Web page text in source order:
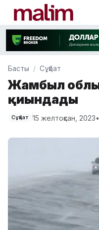
Басты Сұқбат
Жамбыл
қиындады
Сұқбат 15 желтоқсан, 2023•